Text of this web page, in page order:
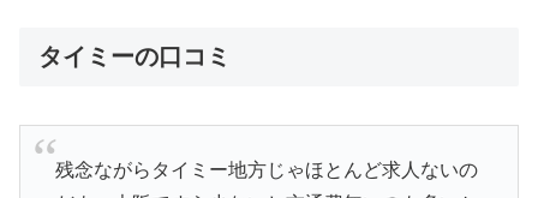
タイミーの口コミ
残念ながらタイミー地方じゃほとんど求人ないの